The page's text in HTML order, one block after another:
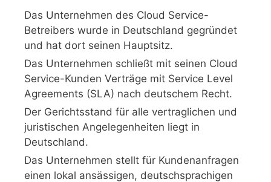
Das Unternehmen des Cloud Service-
Betreibers wurde in Deutschland gegründet
und hat dort seinen Hauptsitz.
Das Unternehmen schließt mit seinen Cloud
Service-Kunden Verträge mit Service Level
Agreements (SLA) nach deutschem Recht.
Der Gerichtsstand für alle vertraglichen und
juristischen Angelegenheiten liegt in
Deutschland.
Das Unternehmen stellt für Kundenanfragen
einen lokal ansässigen, deutschsprachigen